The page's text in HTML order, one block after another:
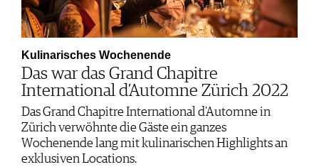
Kulinarisches Wochenende
Das war das Grand Chapitre
International d’Automne Zürich 2022
Das Grand Chapitre International d’Automne in
Zürich verwöhnte die Gäste ein ganzes
Wochenende lang mit kulinarischen Highlights an
exklusiven Locations.